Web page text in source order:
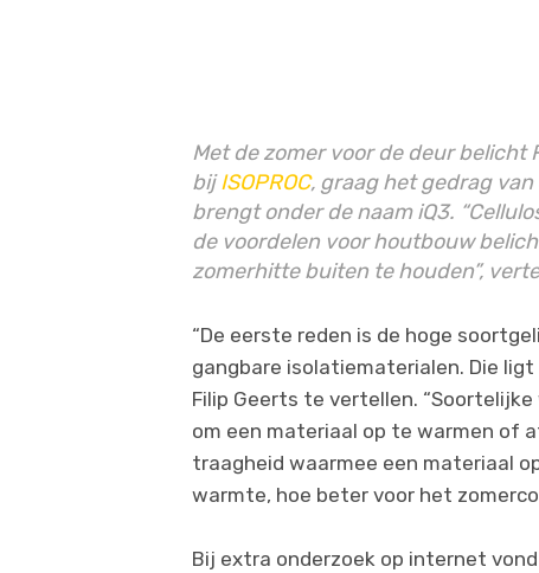
Met de zomer voor de deur belicht
bijISOPROC, graag het gedrag van
brengt onder de naam iQ3.
de voordelen voor houtbouw
zomerhitte buiten te houden”,
“De eerste reden is de hoge
gangbare isolatiematerialen. Die ligt
Filip Geerts te vertellen.
om een materiaal op te warmen of
traagheid waarmee een materiaal
warmte, hoe beter voor het
Bij extra onderzoek op internet